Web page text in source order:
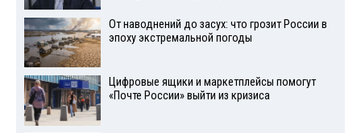
От наводнений до засух: что грозит России в
эпоху экстремальной погоды
Цифровые ящики и маркетплейсы помогут
«Почте России» выйти из кризиса